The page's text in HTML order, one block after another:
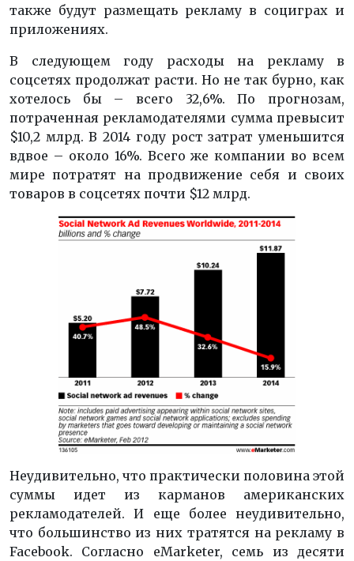
также будут размещать рекламу в социграх и
приложениях.
В следующем году расходы на рекламу в
соцсетях продолжат расти. Но не так бурно, как
хотелось бы – всего 32,6%. По прогнозам,
потраченная рекламодателями сумма превысит
$10,2 млрд. В 2014 году рост затрат уменьшится
вдвое – около 16%. Всего же компании во всем
мире потратят на продвижение себя и своих
товаров в соцсетях почти $12 млрд.
Неудивительно, что практически половина этой
суммы идет из карманов американских
рекламодателей. И еще более неудивительно,
что большинство из них тратятся на рекламу в
Facebook. Согласно eMarketer, семь из десяти